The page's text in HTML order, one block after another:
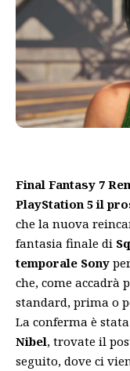
Final Fantasy 7
PlayStation 5 il
che la nuova
fantasia finale di
temporale Sony
che, come accadrà
standard, prima o
La conferma è
Nibel, trovate il
seguito, dove ci